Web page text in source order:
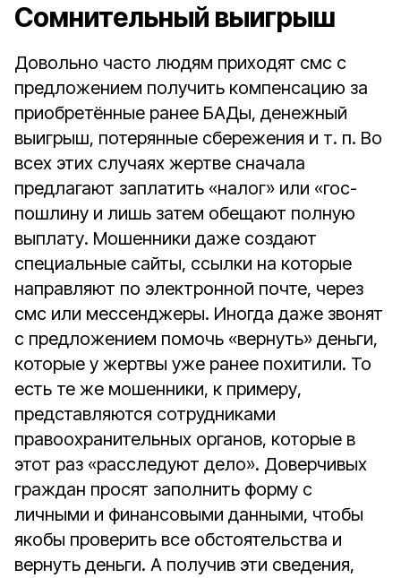
Сомнительный выигрыш
Довольно часто людям приходят смс с
предложением получить компенсацию за
приобретённые ранее БАДы, денежный
выигрыш, потерянные сбережения и т. п. Во
всех этих случаях жертве сначала
предлагают заплатить «налог» или «гос­
пошлину и лишь затем обещают полную
выплату. Мошенники даже создают
специальные сайты, ссылки на которые
направляют по электронной почте, через
смс или мессенджеры. Иногда даже звонят
с предложением помочь «вернуть» деньги,
которые у жертвы уже ранее похитили. То
есть те же мошенники, к примеру,
представляются сотрудниками
правоохранительных органов, которые в
этот раз «расследуют дело». Доверчивых
граждан просят заполнить форму с
личными и финансовыми данными, чтобы
якобы проверить все обстоятельства и
вернуть деньги. А получив эти сведения,